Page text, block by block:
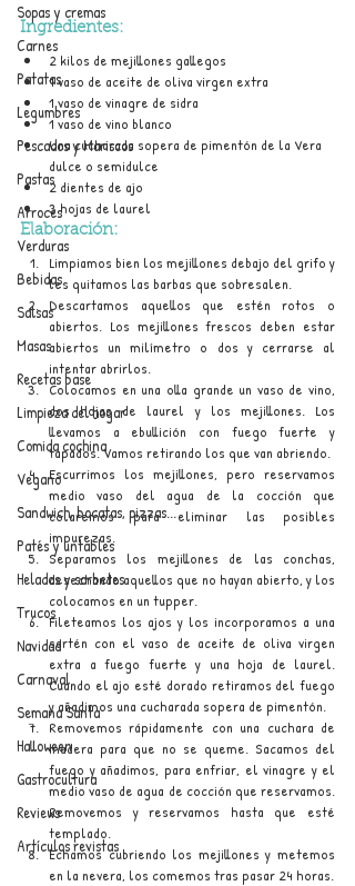
Sopas y cremas
Carnes
Patatas
Legumbres
Pescados y Mariscos
Pastas
Arroces
Verduras
Bebidas
Salsas
Masas
Recetas base
Limpieza del hogar
Comida cochina
Vegano
Sandwich, bocatas, pizzas...
Patés y untables
Helados y sorbetes
Trucos
Navidad
Carnaval
Semana Santa
Halloween
Gastrocultura
Reviews
Artículos revistas
Ingredientes:
2 kilos de mejillones gallegos
1 vaso de aceite de oliva virgen extra
1 vaso de vinagre de sidra
1 vaso de vino blanco
Una cucharada sopera de pimentón de la Vera
dulce o semidulce
2 dientes de ajo
3 hojas de laurel
Elaboración:
Limpiamos bien los mejillones debajo del grifo y
les quitamos las barbas que sobresalen.
Descartamos aquellos que estén rotos o
abiertos. Los mejillones frescos deben estar
abiertos un milímetro o dos y cerrarse al
intentar abrirlos.
Colocamos en una olla grande un vaso de vino,
dos hojas de laurel y los mejillones. Los
llevamos a ebullición con fuego fuerte y
tapados. Vamos retirando los que van abriendo.
Escurrimos los mejillones, pero reservamos
medio vaso del agua de la cocción que
colaremos para eliminar las posibles
impurezas.
Separamos los mejillones de las conchas,
desechando aquellos que no hayan abierto, y los
colocamos en un tupper.
Fileteamos los ajos y los incorporamos a una
sartén con el vaso de aceite de oliva virgen
extra a fuego fuerte y una hoja de laurel.
Cuando el ajo esté dorado retiramos del fuego
y añadimos una cucharada sopera de pimentón.
Removemos rápidamente con una cuchara de
madera para que no se queme. Sacamos del
fuego y añadimos, para enfriar, el vinagre y el
medio vaso de agua de cocción que reservamos.
Removemos y reservamos hasta que esté
templado.
Echamos cubriendo los mejillones y metemos
en la nevera, los comemos tras pasar 24 horas.